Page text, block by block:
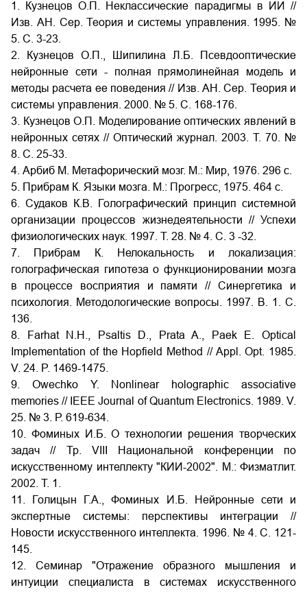
1. Кузнецов О.П. Неклассические парадигмы в ИИ //
Изв. АН. Сер. Теория и системы управления. 1995. №
5. С. 3-23.
2. Кузнецов О.П., Шипилина Л.Б. Псевдооптические
нейронные сети - полная прямолинейная модель и
методы расчета ее поведения // Изв. АН. Сер. Теория и
системы управления. 2000. № 5. С. 168-176.
3. Кузнецов О.П. Моделирование оптических явлений в
нейронных сетях // Оптический журнал. 2003. Т. 70. №
8. С. 25-33.
4. Арбиб М. Метафорический мозг. М.: Мир, 1976. 296 с.
5. Прибрам К. Языки мозга. М.: Прогресс, 1975. 464 с.
6. Судаков К.В. Голографический принцип системной
организации процессов жизнедеятельности // Успехи
физиологических наук. 1997. Т. 28. № 4. C. 3 -32.
7. Прибрам К. Нелокальность и локализация:
голографическая гипотеза о функционировании мозга
в процессе восприятия и памяти // Синергетика и
психология. Методологические вопросы. 1997. В. 1. С.
136.
8. Farhat N.H., Psaltis D., Prata A., Paek E. Optical
Implementation of the Hopfield Method // Appl. Opt. 1985.
V. 24. P. 1469-1475.
9. Owechko Y. Nonlinear holographic associative
memories // IEEE Journal of Quantum Electronics. 1989. V.
25. № 3. Р. 619-634.
10. Фоминых И.Б. О технологии решения творческих
задач // Тр. VIII Национальной конференции по
искусственному интеллекту "КИИ-2002". М.: Физматлит.
2002. Т. 1.
11. Голицын Г.А., Фоминых И.Б. Нейронные сети и
экспертные системы: перспективы интеграции //
Новости искусственного интеллекта. 1996. № 4. С. 121-
145.
12. Семинар "Отражение образного мышления и
интуиции специалиста в системах искусственного